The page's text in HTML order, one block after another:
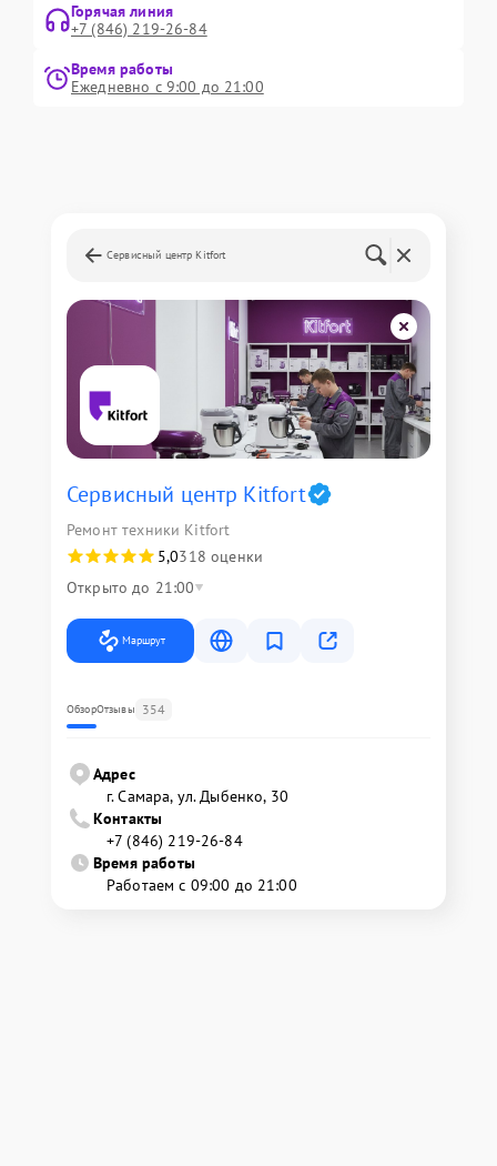
Горячая линия
+7 (846) 219-26-84
Время работы
Ежедневно с 9:00 до 21:00
Сервисный центр Kitfort
Сервисный центр Kitfort
Ремонт техники Kitfort
5,0318 оценки
Открыто до 21:00
Маршрут
ОбзорОтзывы 354
Адрес
г. Самара, ул. Дыбенко, 30
Контакты
+7 (846) 219-26-84
Время работы
Работаем с 09:00 до 21:00